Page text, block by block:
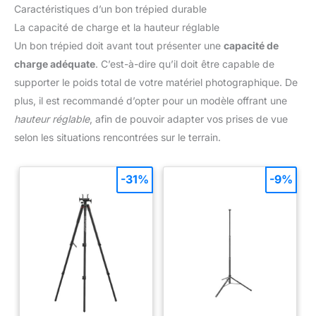
(iPhone, Samsung, Huawei, Xiaomi, etc.) Avec un port de botte
Équipé d'une télécommande sans fil, il vous permet de prendre
des photos dans un rayon de 10 m
Caractéristiques d’un bon trépied durable
La capacité de charge et la hauteur réglable
Un bon trépied doit avant tout présenter une capacité de
charge adéquate. C’est-à-dire qu’il doit être capable de
supporter le poids total de votre matériel photographique. De
plus, il est recommandé d’opter pour un modèle offrant une
hauteur réglable, afin de pouvoir adapter vos prises de vue
selon les situations rencontrées sur le terrain.
-31% -9%